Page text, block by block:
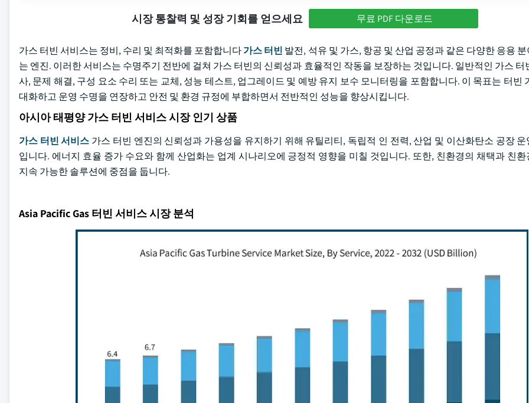
시장 통찰력 및 성장 기회를 얻으세요 무료 PDF 다운로드
가스 터빈 서비스는 정비, 수리 및 최적화를 포함합니다가스 터빈 발전, 석유 및 가스, 항공 및 산업 공정과 같은 다양한 응용
는 엔진. 이러한 서비스는 수명주기 전반에 걸쳐 가스 터빈의 신뢰성과 효율적인 작동을 보장하는 것입니다. 일반적인 가스 터
사, 문제 해결, 구성 요소 수리 또는 교체, 성능 테스트, 업그레이드 및 예방 유지 보수 모니터링을 포함합니다. 이 목표는 터빈
대화하고 운영 수명을 연장하고 안전 및 환경 규정에 부합하면서 전반적인 성능을 향상시킵니다.
아시아 태평양 가스 터빈 서비스 시장 인기 상품
가스 터빈 서비스 가스 터빈 엔진의 신뢰성과 가용성을 유지하기 위해 유틸리티, 독립적 인 전력, 산업 및 이산화탄소 공장
입니다. 에너지 효율 증가 수요와 함께 산업화는 업계 시나리오에 긍정적 영향을 미칠 것입니다. 또한, 친환경의 채택과 친
지속 가능한 솔루션에 중점을 둡니다.
Asia Pacific Gas 터빈 서비스 시장 분석